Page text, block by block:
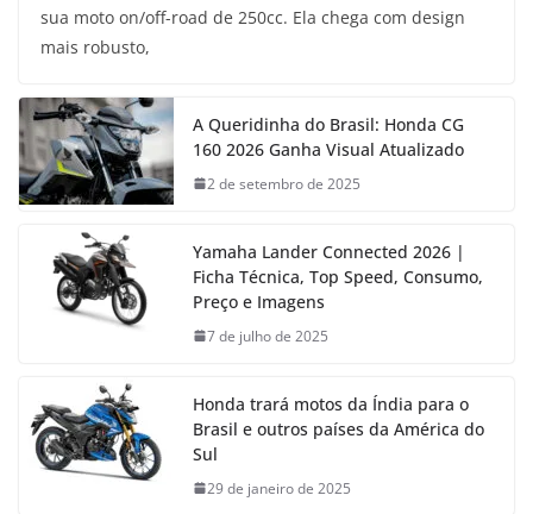
sua moto on/off-road de 250cc. Ela chega com design
mais robusto,
A Queridinha do Brasil: Honda CG
160 2026 Ganha Visual Atualizado
2 de setembro de 2025
Yamaha Lander Connected 2026 |
Ficha Técnica, Top Speed, Consumo,
Preço e Imagens
7 de julho de 2025
Honda trará motos da Índia para o
Brasil e outros países da América do
Sul
29 de janeiro de 2025